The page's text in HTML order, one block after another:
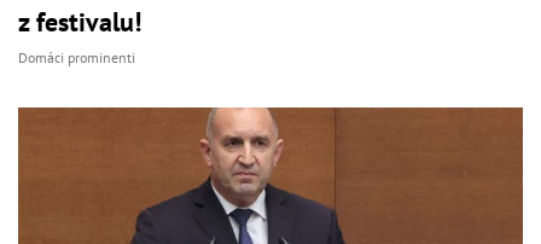
z festivalu!
Domáci prominenti